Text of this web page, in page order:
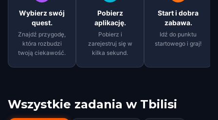
Wybierz swój
quest.
Znajdź przygodę,
która rozbudzi
twoją ciekawość.
Pobierz
aplikację.
Pobierz i
zarejestruj się w
kilka sekund.
Start i dobra
zabawa.
Idź do punktu
startowego i graj!
Wszystkie zadania w Tbilisi